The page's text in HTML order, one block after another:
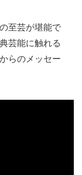
至芸が堪能で
芸能に触れる
らのメッセー